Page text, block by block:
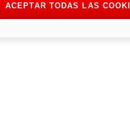
ACEPTAR TODAS LAS